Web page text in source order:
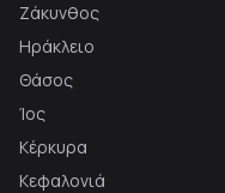
Ζάκυνθος
Ηράκλειο
Θάσος
Ίος
Κέρκυρα
Κεφαλονιά